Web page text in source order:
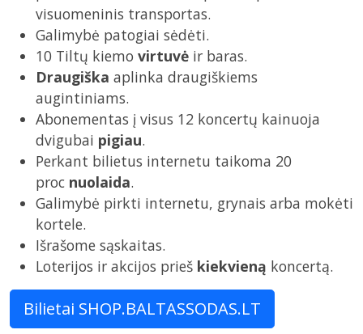
visuomeninis transportas.
Galimybė patogiai sėdėti.
10 Tiltų kiemo virtuvė ir baras.
Draugiška aplinka draugiškiems
augintiniams.
Abonementas į visus 12 koncertų kainuoja
dvigubai pigiau.
Perkant bilietus internetu taikoma 20
proc nuolaida.
Galimybė pirkti internetu, grynais arba mokėti
kortele.
Išrašome sąskaitas.
Loterijos ir akcijos prieš kiekvieną koncertą.
Bilietai SHOP.BALTASSODAS.LT